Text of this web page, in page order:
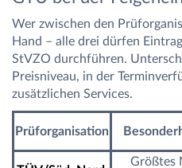
Wer zwischen den
Hand – alle drei dürfen
StVZO durchführen.
Preisniveau, in der
zusätzlichen Services.
Prüforganisation
Größtes